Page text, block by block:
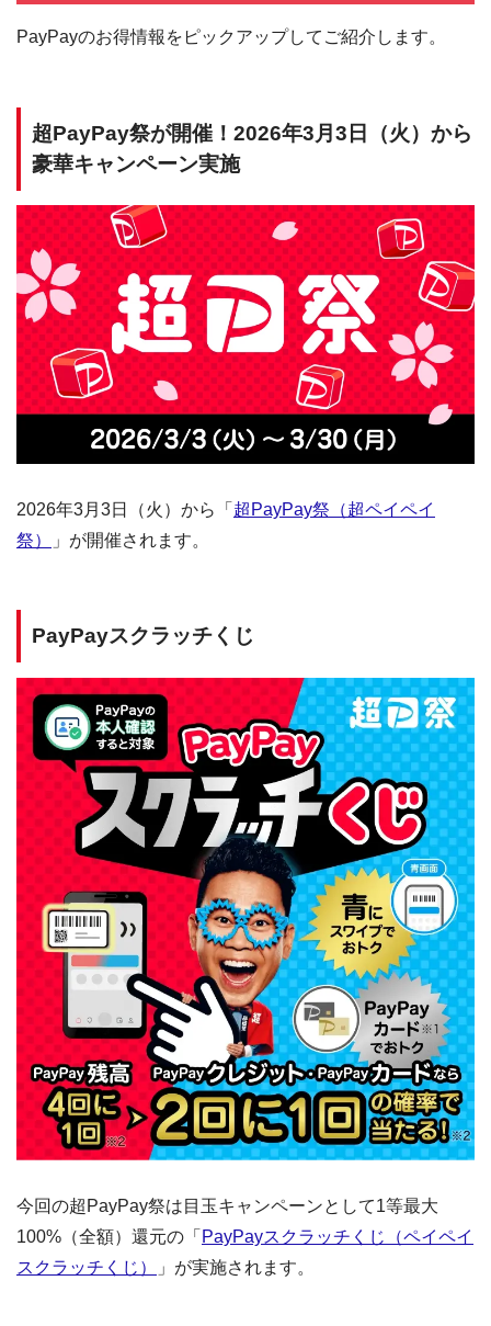
PayPayのお得情報をピックアップしてご紹介します。
超PayPay祭が開催！2026年3月3日（火）から
豪華キャンペーン実施
2026年3月3日（火）から「 超PayPay祭（超ペイペイ
祭）
」が開催されます。
PayPayスクラッチくじ
今回の超PayPay祭は目玉キャンペーンとして1等最大
100%（全額）還元の「 PayPayスクラッチくじ（ペイペイ
スクラッチくじ）
」が実施されます。